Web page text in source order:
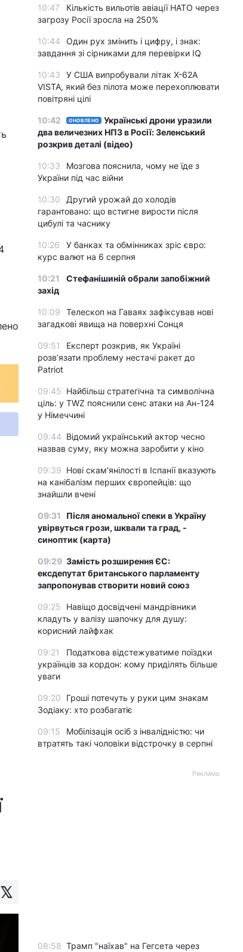
10:47
Кількість вильотів авіації НАТО через
загрозу Росії зросла на 250%
10:44
Один рух змінить і цифру, і знак:
завдання зі сірниками для перевірки IQ
10:43
У США випробували літак X-62A
VISTA, який без пілота може перехоплювати
повітряні цілі
10:42 ОНОВЛЕНО
Українські дрони уразили
два величезних НПЗ в Росії: Зеленський
розкрив деталі (відео)
10:33
Мозгова пояснила, чому не їде з
України під час війни
10:30
Другий урожай до холодів
гарантовано: що встигне вирости після
цибулі та часнику
10:26
У банках та обмінниках зріс євро:
курс валют на 6 серпня
10:21
Стефанішиній обрали запобіжний
захід
10:09
Телескоп на Гаваях зафіксував нові
загадкові явища на поверхні Сонця
09:51
Експерт розкрив, як Україні
розвʼязати проблему нестачі ракет до
Patriot
09:45 Найбільш стратегічна та символічна
ціль: у TWZ пояснили сенс атаки на Ан-124
у Німеччині
09:44 Відомий український актор чесно
назвав суму, яку можна заробити у кіно
09:39 Нові скам'янілості в Іспанії вказують
на канібалізм перших європейців: що
знайшли вчені
09:31
Після аномальної спеки в Україну
увірвуться грози, шквали та град, -
синоптик (карта)
09:29 Замість розширення ЄС:
ексдепутат британського парламенту
запропонував створити новий союз
09:25
Навіщо досвідчені мандрівники
кладуть у валізу шапочку для душу:
корисний лайфхак
09:21
Податкова відстежуватиме поїздки
українців за кордон: кому приділять більше
уваги
09:20
Гроші потечуть у руки цим знакам
Зодіаку: хто розбагатіє
09:15
Мобілізація осіб з інвалідністю: чи
втратять такі чоловіки відстрочку в серпні
Реклама
08:58 Трамп "наїхав" на Гегсета через